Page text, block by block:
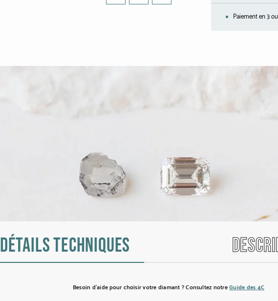
Paiement en 3
Détails techniques
Besoin d’aide pour choisir votre diamant ? Consultez notreGuide des 4C